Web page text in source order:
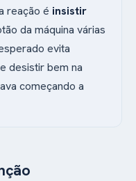
reação é insistir
da máquina várias
evita
desistir bem na
começando a